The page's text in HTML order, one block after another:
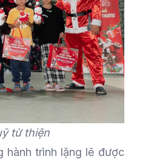
từ thiện
hành trình lặng lẽ được